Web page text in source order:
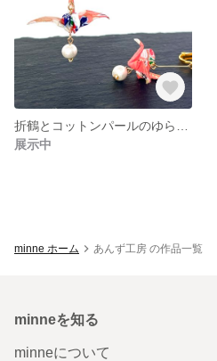
展示中
minne ホーム あんず工房 の作品一覧
minneを知る
minneについて